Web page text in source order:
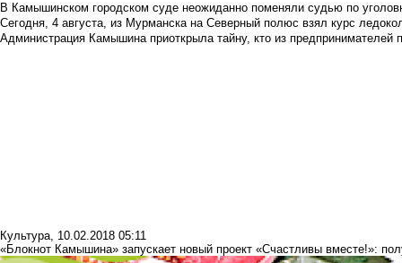
В Камышинском городском суде неожиданно поменяли судью по
Сегодня, 4 августа, из Мурманска на Северный полюс взял курс
Администрация Камышина приоткрыла тайну, кто из предпринимателей
Культура, 10.02.2018 05:11
«Блокнот Камышина» запускает новый проект «Счастливы вместе!»: